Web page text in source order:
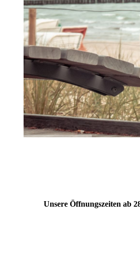
Unsere Öffnungszeiten ab